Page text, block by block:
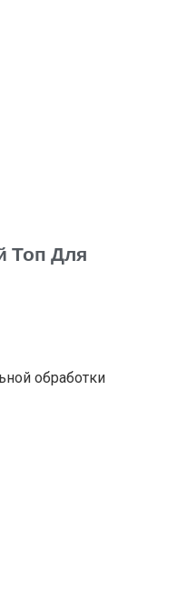
Топ Для
обработки